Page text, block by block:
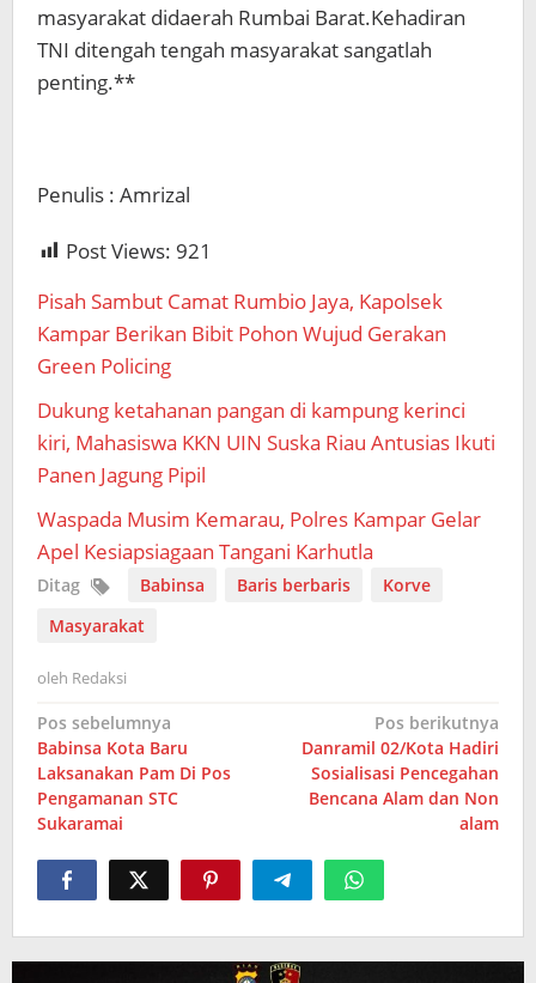
masyarakat didaerah Rumbai Barat.Kehadiran
TNI ditengah tengah masyarakat sangatlah
penting.**
Penulis : Amrizal
Post Views: 921
Pisah Sambut Camat Rumbio Jaya, Kapolsek
Kampar Berikan Bibit Pohon Wujud Gerakan
Green Policing
Dukung ketahanan pangan di kampung kerinci
kiri, Mahasiswa KKN UIN Suska Riau Antusias Ikuti
Panen Jagung Pipil
Waspada Musim Kemarau, Polres Kampar Gelar
Apel Kesiapsiagaan Tangani Karhutla
Ditag Babinsa Baris berbaris
Korve
Masyarakat
oleh Redaksi
Navigasi
pos
Pos sebelumnya
Babinsa Kota Baru
Laksanakan Pam Di Pos
Pengamanan STC
Sukaramai
Pos berikutnya
Danramil 02/Kota Hadiri
Sosialisasi Pencegahan
Bencana Alam dan Non
alam